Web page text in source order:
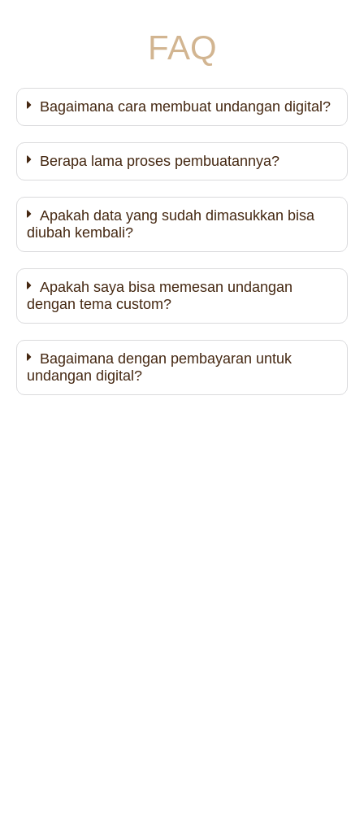
FAQ
Bagaimana cara membuat undangan digital?
Berapa lama proses pembuatannya?
Apakah data yang sudah dimasukkan bisa
diubah kembali?
Apakah saya bisa memesan undangan
dengan tema custom?
Bagaimana dengan pembayaran untuk
undangan digital?